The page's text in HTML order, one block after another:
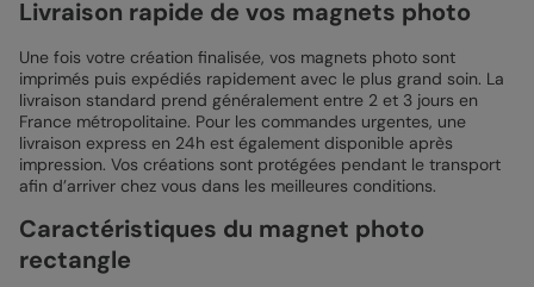
Livraison rapide de vos magnets photo
Une fois votre création finalisée, vos magnets photo sont
imprimés puis expédiés rapidement avec le plus grand soin. La
livraison standard prend généralement entre 2 et 3 jours en
France métropolitaine. Pour les commandes urgentes, une
livraison express en 24h est également disponible après
impression. Vos créations sont protégées pendant le transport
afin d’arriver chez vous dans les meilleures conditions.
Caractéristiques du magnet photo
rectangle